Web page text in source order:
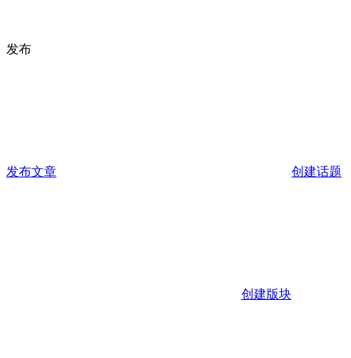
发布
发布文章 创建话题
创建版块